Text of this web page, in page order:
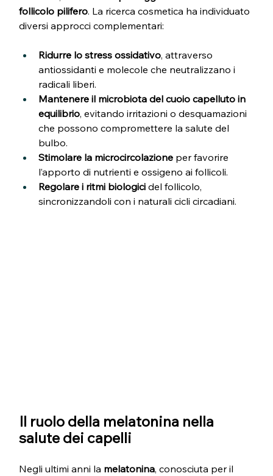
follicolo pilifero. La ricerca cosmetica ha individuato
diversi approcci complementari:
Ridurre lo stress ossidativo, attraverso
antiossidanti e molecole che neutralizzano i
radicali liberi.
Mantenere il microbiota del cuoio capelluto in
equilibrio, evitando irritazioni o desquamazioni
che possono compromettere la salute del
bulbo.
Stimolare la microcircolazione per favorire
l’apporto di nutrienti e ossigeno ai follicoli.
Regolare i ritmi biologici del follicolo,
sincronizzandoli con i naturali cicli circadiani.
Il ruolo della melatonina nella
salute dei capelli
Negli ultimi anni la melatonina, conosciuta per il